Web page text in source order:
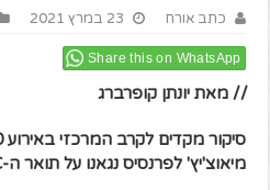
כתב אורח 23 במרץ 2021
Share this on WhatsApp
// מאת יונתן קופרברג
מיאוצ'יץ' לפרנסיס נגאנו על תואר ה-UFC למשקל כבד.